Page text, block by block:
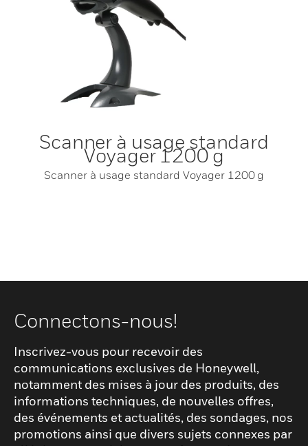
Scanner à usage standard
Voyager 1200 g
Scanner à usage standard Voyager 1200 g
Connectons-nous!
Inscrivez-vous pour recevoir des
communications exclusives de Honeywell,
notamment des mises à jour des produits, des
informations techniques, de nouvelles offres,
des événements et actualités, des sondages, nos
promotions ainsi que divers sujets connexes par